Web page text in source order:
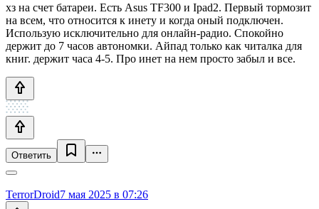
хз на счет батареи. Есть Asus TF300 и Ipad2. Первый тормозит
на всем, что относится к инету и когда оный подключен.
Использую исключительно для онлайн-радио. Спокойно
держит до 7 часов автономки. Айпад только как читалка для
книг. держит часа 4-5. Про инет на нем просто забыл и все.
Ответить
TerrorDroid7 мая 2025 в 07:26